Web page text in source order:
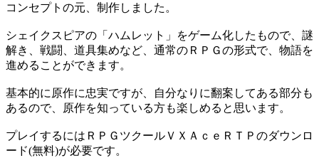
コンセプトの元、制作しました。
シェイクスピアの「ハムレット」をゲーム化したもので、謎
解き、戦闘、道具集めなど、通常のＲＰＧの形式で、物語を
進めることができます。
基本的に原作に忠実ですが、自分なりに翻案してある部分も
あるので、原作を知っている方も楽しめると思います。
プレイするにはＲＰＧツクールＶＸＡｃｅＲＴＰのダウンロ
ード(無料)が必要です。